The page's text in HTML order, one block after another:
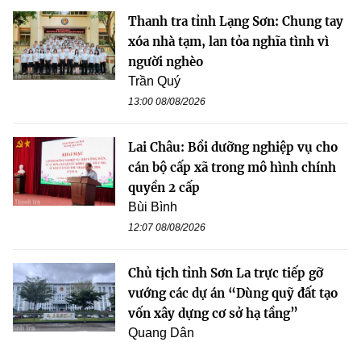
Thanh tra tỉnh Lạng Sơn: Chung tay
xóa nhà tạm, lan tỏa nghĩa tình vì
người nghèo
Trần Quý
13:00 08/08/2026
Lai Châu: Bồi dưỡng nghiệp vụ cho
cán bộ cấp xã trong mô hình chính
quyền 2 cấp
Bùi Bình
12:07 08/08/2026
Chủ tịch tỉnh Sơn La trực tiếp gỡ
vướng các dự án “Dùng quỹ đất tạo
vốn xây dựng cơ sở hạ tầng”
Quang Dân